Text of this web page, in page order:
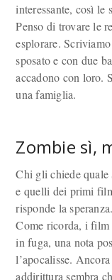
interessante, così le
Penso di trovare le
esplorare.
sposato e con due
accadono con loro.
una famiglia.
Zombie sì,
Chi gli chiede
e quelli dei primi
risponde la speranza.
Come ricorda, i
in fuga, una nota
l’apocalisse.
addirittura sembra